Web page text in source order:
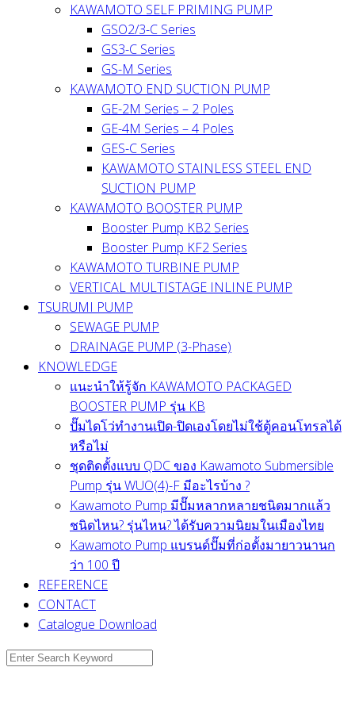
KAWAMOTO SELF PRIMING PUMP
GSO2/3-C Series
GS3-C Series
GS-M Series
KAWAMOTO END SUCTION PUMP
GE-2M Series – 2 Poles
GE-4M Series – 4 Poles
GES-C Series
KAWAMOTO STAINLESS STEEL END
SUCTION PUMP
KAWAMOTO BOOSTER PUMP
Booster Pump KB2 Series
Booster Pump KF2 Series
KAWAMOTO TURBINE PUMP
VERTICAL MULTISTAGE INLINE PUMP
TSURUMI PUMP
SEWAGE PUMP
DRAINAGE PUMP (3-Phase)
KNOWLEDGE
แนะนำให้รู้จัก KAWAMOTO PACKAGED
BOOSTER PUMP รุ่น KB
ปั๊มไดโว่ทำงานเปิด-ปิดเองโดยไม่ใช้ตู้คอนโทรลได้
หรือไม่
ชุดติดตั้งแบบ QDC ของ Kawamoto Submersible
Pump รุ่น WUO(4)-F มีอะไรบ้าง ?
Kawamoto Pump มีปั๊มหลากหลายชนิดมากแล้ว
ชนิดไหน? รุ่นไหน? ได้รับความนิยมในเมืองไทย
Kawamoto Pump แบรนด์ปั๊มที่ก่อตั้งมายาวนานก
ว่า 100 ปี
REFERENCE
CONTACT
Catalogue Download
Search